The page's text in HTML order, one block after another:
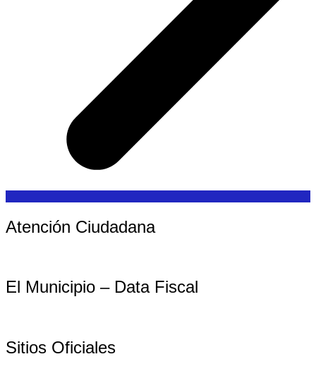
Atención Ciudadana
El Municipio – Data Fiscal
Sitios Oficiales